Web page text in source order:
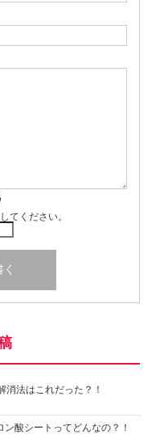
てください。
法はこれだった？！
酸シートってどんなの？！